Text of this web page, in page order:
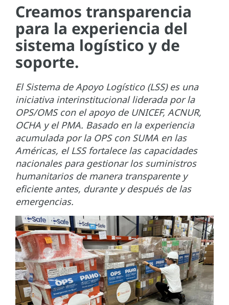
Creamos transparencia
para la experiencia del
sistema logístico y de
soporte.
El Sistema de Apoyo Logístico (LSS) es una
iniciativa interinstitucional liderada por la
OPS/OMS con el apoyo de UNICEF, ACNUR,
OCHA y el PMA. Basado en la experiencia
acumulada por la OPS con SUMA en las
Américas, el LSS fortalece las capacidades
nacionales para gestionar los suministros
humanitarios de manera transparente y
eficiente antes, durante y después de las
emergencias.